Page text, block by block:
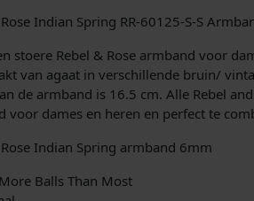
Indian Spring RR-60125-S-S
stoere Rebel & Rose armband voor
van agaat in verschillende bruin/
de armband is 16.5 cm. Alle Rebel
voor dames en heren en perfect te
Indian Spring armband 6mm
Balls Than Most